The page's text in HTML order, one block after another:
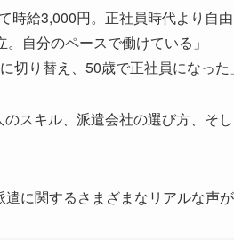
時給3,000円。正社員時代より自由
。自分のペースで働けている」
切り替え、50歳で正社員になった
スキル、派遣会社の選び方、そ
に関するさまざまなリアルな声が